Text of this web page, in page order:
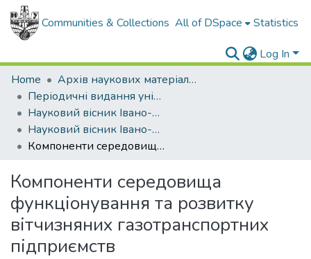
Communities & Collections All of DSpace Statistics
Log In
Home
Архів наукових матеріалів
Періодичні видання університету
Науковий вісник Івано-Франківського національного технічного університету нафти і газу. Серія: Економіка та управління в нафтовій і газовій промисловості
Науковий вісник Івано-Франківського національного технічного університету нафти і газу. Серія Економіка та управління в нафтовій і газовій промисловості - 2014 - № 1
Компоненти середовища функціонування та розвитку вітчизняних газотранспортних підприємств
Компоненти середовища
функціонування та розвитку
вітчизняних газотранспортних
підприємств